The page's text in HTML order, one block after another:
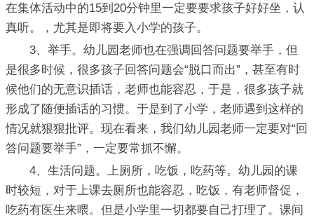
在集体活动中的15到20分钟里一定要要求孩子好好坐，认
真听。，尤其是即将要入小学的孩子。
3、举手。幼儿园老师也在强调回答问题要举手，但
是很多时候，很多孩子回答问题会“脱口而出”，甚至有时
候他们的无意识插话，老师也能容忍，于是，很多孩子就
形成了随便插话的习惯。于是到了小学，老师遇到这样的
情况就狠狠批评。现在看来，我们幼儿园老师一定要对“回
答问题要举手”，一定要常抓不懈。
4、生活问题。上厕所，吃饭，吃药等。幼儿园的课
时较短，对于上课去厕所也能容忍，吃饭，有老师督促，
吃药有医生来喂。但是小学里一切都要自己打理了。课间